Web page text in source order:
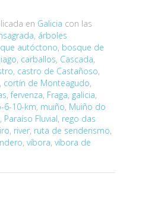
en Galicia con las
, árboles
autóctono, bosque de
, carballos, Cascada,
, castro de Castañoso,
, cortín de Monteagudo,
,fervenza, Fraga, galicia,
6-10-km, muiño, Muiño do
, Paraíso Fluvial, rego das
, river, ruta de senderismo,
, víbora, víbora de